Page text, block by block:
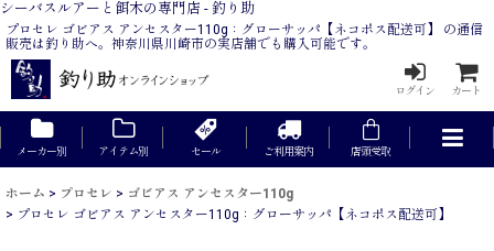
シーバスルアーと餌木の専門店 - 釣り助
プロセレ ゴビアス アンセスター110g：グローサッパ【ネコポス配送可】 の通信
販売は釣り助へ。神奈川県川崎市の実店舗でも購入可能です。
ログイン カート
メーカー別 アイテム別 セール ご利用案内 店頭受取
ホーム > プロセレ > ゴビアス アンセスター110g
> プロセレ ゴビアス アンセスター110g：グローサッパ【ネコポス配送可】